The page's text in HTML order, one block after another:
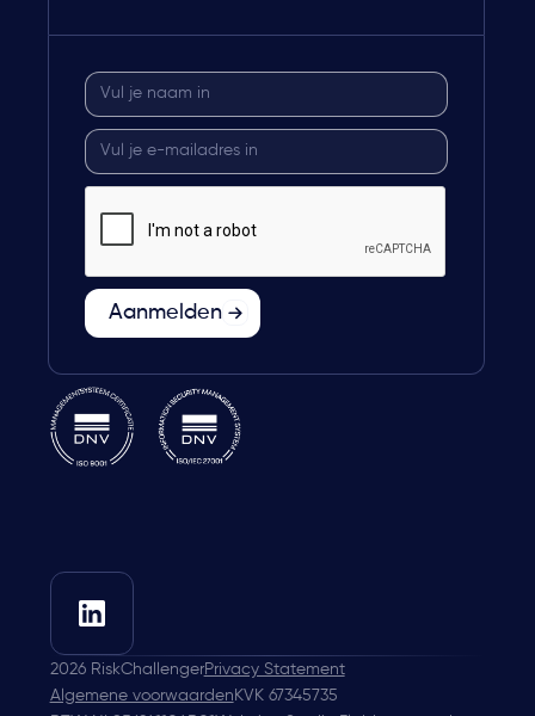
2026RiskChallengerPrivacy Statement
Algemene voorwaarden KVK 67345735